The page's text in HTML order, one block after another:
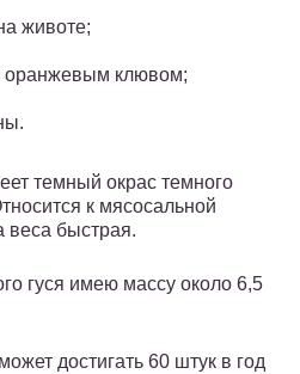
животе;
оранжевым клювом;
темный окрас темного
к мясосальной
веса быстрая.
гуся имею массу около 6,5
достигать 60 штук в год